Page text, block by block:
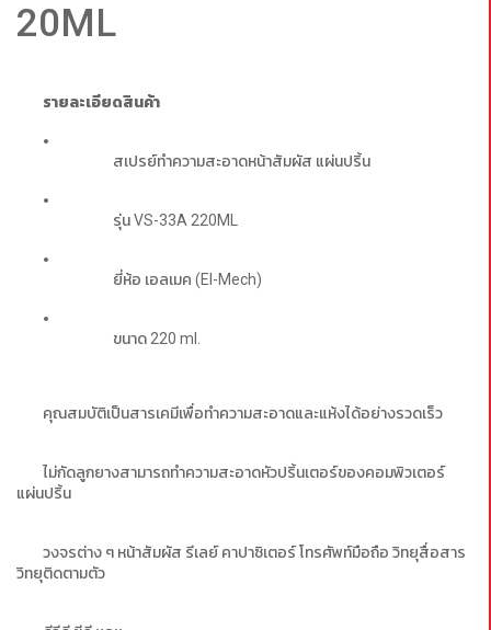
20ML
รายละเอียดสินค้า
สเปรย์ทำความสะอาดหน้าสัมผัส แผ่นปริ้น
		รุ่น VS-33A 220ML
		ยี่ห้อ เอลเมค (El-Mech)
		ขนาด 220 ml.
คุณสมบัติเป็นสารเคมีเพื่อทำความสะอาดและแห้งได้อย่างรวดเร็ว
ไม่กัดลูกยางสามารถทำความสะอาดหัวปริ้นเตอร์ของคอมพิวเตอร์
แผ่นปริ้น
วงจรต่าง ๆ หน้าสัมผัส รีเลย์ คาปาซิเตอร์ โทรศัพท์มือถือ วิทยุสื่อสาร
วิทยุติดตามตัว